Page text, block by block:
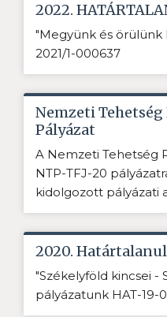
2022.
"Megyünk és örülünk
2021/1-000637
Nemzeti Tehetség
Pályázat
A Nemzeti Tehetség
NTP-TFJ-20
kidolgozott pályázati
2020. Határtalanul
"Székelyföld kincsei -
pályázatunk HAT-19-